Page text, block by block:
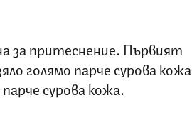
за притеснение. Първият
голямо парче сурова кожа
сурова кожа.